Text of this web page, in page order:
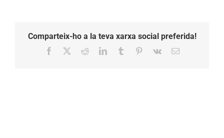
Comparteix-ho a la teva xarxa social preferida!
Facebook RedditLinkedInTumblr Pinterest
Vk Email: